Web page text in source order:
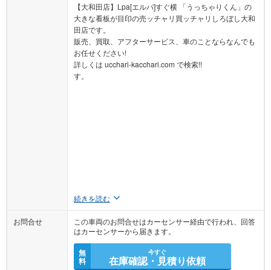
【大和田店】Lpa[エルパ]すぐ横 「うっちゃりくん」の
大きな看板が目印の売ッチャリ買ッチャリしろぼし大和
田店です。
販売、買取、アフターサービス、車のことならなんでも
お任せください!
詳しくは ucchari-kacchari.com で検索!!
す。
続きを読む
お問合せ
この車両のお問合せはカーセンサー経由で行われ、回答
はカーセンサーから届きます。
無
料
今すぐ
在庫確認・見積り依頼